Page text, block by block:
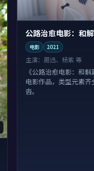
公路治愈电影：和
电影 2021
主演： 周迅、杨紫 等
《公路治愈电影：和
电影作品，类型元素
沓。